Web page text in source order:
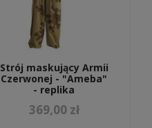
Strój maskujący Armii
Czerwonej - "Ameba"
- replika
369,00 zł